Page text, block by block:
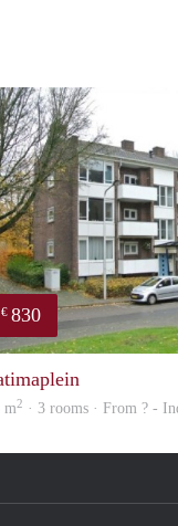
€ 830
m2 · 3 rooms · From ? -